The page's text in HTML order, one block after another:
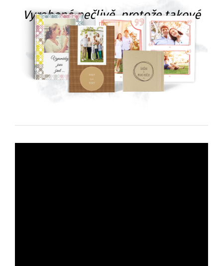
Vyrobené pečlivě, protože takové
dárky rádi balíme!